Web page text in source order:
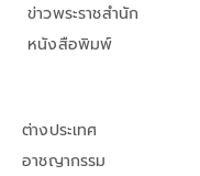
ข่าวพระราชสำนัก
หนังสือพิมพ์
ต่างประเทศ
อาชญากรรม